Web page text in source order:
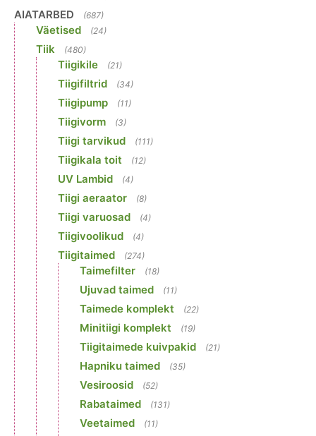
AIATARBED (687)
Väetised (24)
Tiik (480)
Tiigikile (21)
Tiigifiltrid (34)
Tiigipump (11)
Tiigivorm (3)
Tiigi tarvikud (111)
Tiigikala toit (12)
UV Lambid (4)
Tiigi aeraator (8)
Tiigi varuosad (4)
Tiigivoolikud (4)
Tiigitaimed (274)
Taimefilter (18)
Ujuvad taimed (11)
Taimede komplekt (22)
Minitiigi komplekt (19)
Tiigitaimede kuivpakid (21)
Hapniku taimed (35)
Vesiroosid (52)
Rabataimed (131)
Veetaimed (11)